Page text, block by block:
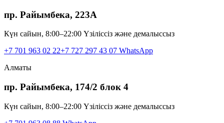
пр. Райымбека, 223А
Күн сайын, 8:00–22:00 Үзіліссіз және демалыссыз
+7 701 963 02 22+7 727 297 43 07 WhatsApp
Алматы
пр. Райымбека, 174/2 блок 4
Күн сайын, 8:00–22:00 Үзіліссіз және демалыссыз